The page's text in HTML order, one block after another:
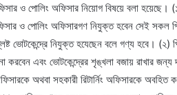
ও পোলিং অফিসার নিয়োগ বিষয়ে বলা হয়েছে।
ও পোলিং অফিসারগণ নিযুক্ত হবেন সেই সকল
ভোটকেন্দ্রে নিযুক্ত হযেছেন বলে গণ্য হবে। (২)
এবং ভোটকেন্দ্রের শৃঙ্খলা বজায় রাখার জন্য
অথবা সহকারী রিটার্নিং অফিসারকে